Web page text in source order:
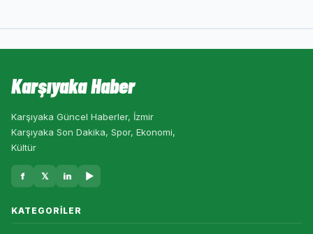
Karşıyaka Haber
Karşıyaka Güncel Haberler, İzmir
Karşıyaka Son Dakika, Spor, Ekonomi,
Kültür
f 𝕏 in ▶
KATEGORILER